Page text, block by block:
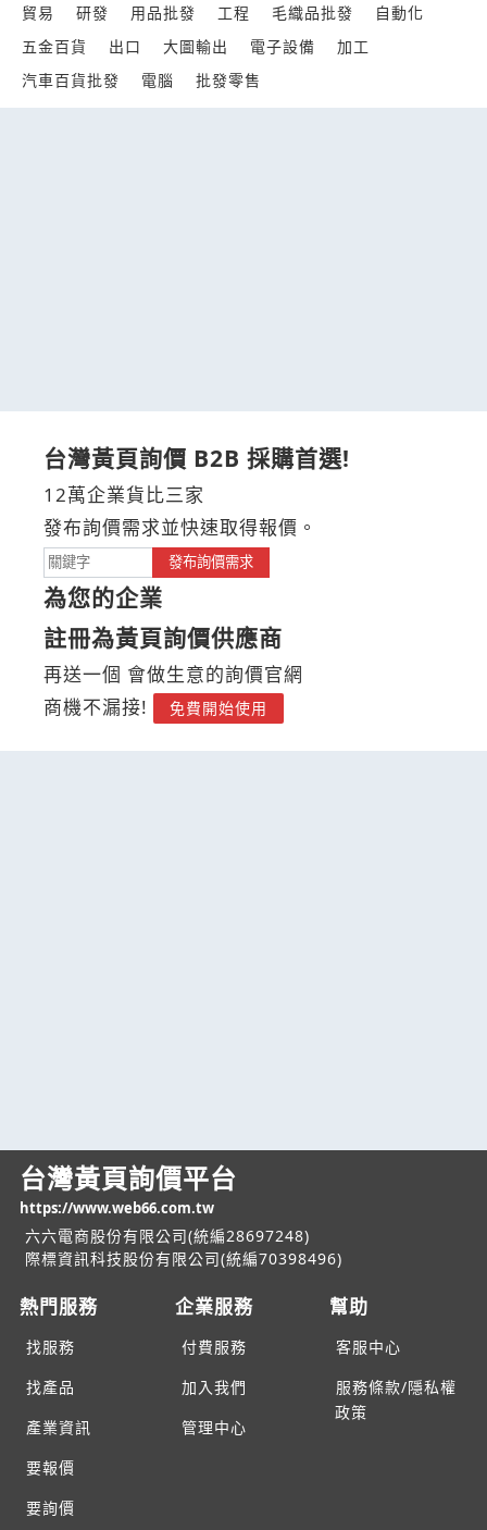
貿易
研發 用品批發 工程 毛織品批發
自動化
五金百貨
出口 大圖輸出 電子設備
加工
汽車百貨批發
電腦 批發零售
台灣黃頁詢價 B2B 採購首選!
12萬企業貨比三家
發布詢價需求並快速取得報價。
發布詢價需求
為您的企業
註冊為黃頁詢價供應商
再送一個 會做生意的詢價官網
商機不漏接!
免費開始使用
台灣黃頁詢價平台
https://www.web66.com.tw
六六電商股份有限公司(統編28697248)
際標資訊科技股份有限公司(統編70398496)
熱門服務
找服務
找產品
產業資訊
要報價
要詢價
企業服務
付費服務
加入我們
管理中心
幫助
客服中心
服務條款/隱私權
政策